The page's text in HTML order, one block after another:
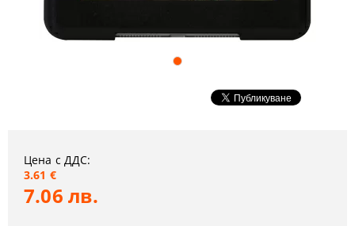
Цена с ДДС:
3.61 €
7.06 лв.